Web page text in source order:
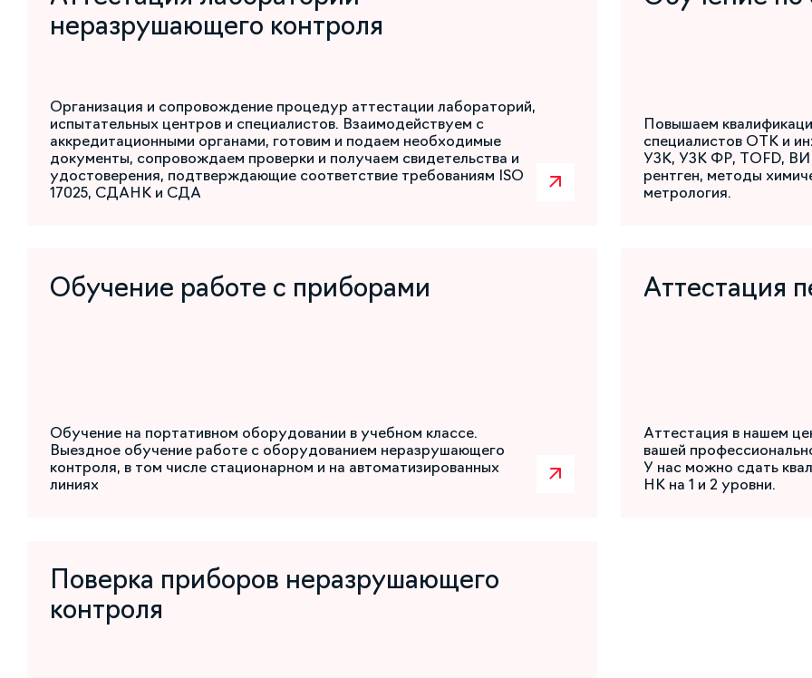
неразрушающего контроля
Организация и сопровождение процедур аттестации лабораторий,
испытательных центров и специалистов. Взаимодействуем с
аккредитационными органами, готовим и подаем необходимые
документы, сопровождаем проверки и получаем свидетельства и
удостоверения, подтверждающие соответствие требованиям ISO
17025, СДАНК и СДА
Повышаем
специалистов ОТК и
УЗК, УЗК ФР, TOFD,
рентген, методы
метрология.
Обучение работе с приборами
Обучение на портативном оборудовании в учебном классе.
Выездное обучение работе с оборудованием неразрушающего
контроля, в том числе стационарном и на автоматизированных
линиях
Аттестация
Аттестация в нашем
вашей
У нас можно сдать
НК на 1 и 2 уровни.
Поверка приборов неразрушающего
контроля